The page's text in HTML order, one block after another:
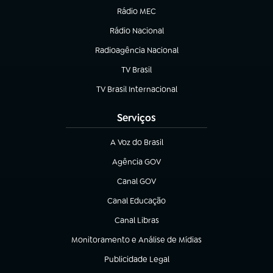
Rádio MEC
(abre em nova aba)
Rádio Nacional
Radioagência Nacional
(abre em nova aba)
TV Brasil
(abre em nova aba)
TV Brasil Internacional
(abre em nova aba)
Serviços
A Voz do Brasil
(abre em nova aba)
Agência GOV
(abre em nova aba)
Canal GOV
(abre em nova aba)
Canal Educação
(abre em nova aba)
Canal Libras
(abre em nova aba)
Monitoramento e Análise de Mídias
(abre em nova aba)
Publicidade Legal
(abre em nova aba)